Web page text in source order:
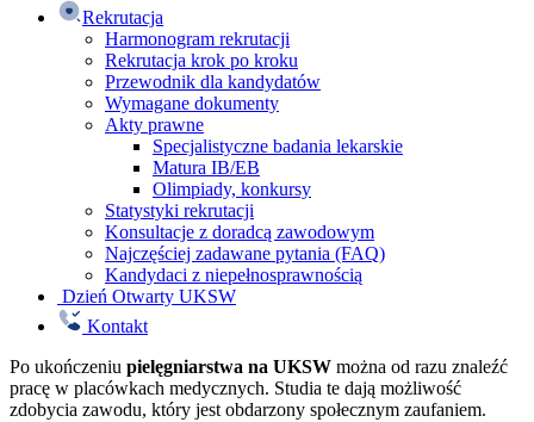
Rekrutacja
Harmonogram rekrutacji
Rekrutacja krok po kroku
Przewodnik dla kandydatów
Wymagane dokumenty
Akty prawne
Specjalistyczne badania lekarskie
Matura IB/EB
Olimpiady, konkursy
Statystyki rekrutacji
Konsultacje z doradcą zawodowym
Najczęściej zadawane pytania (FAQ)
Kandydaci z niepełnosprawnością
Dzień Otwarty UKSW
Kontakt
Po ukończeniu pielęgniarstwa na UKSW można od razu znaleźć
pracę w placówkach medycznych. Studia te dają możliwość
zdobycia zawodu, który jest obdarzony społecznym zaufaniem.